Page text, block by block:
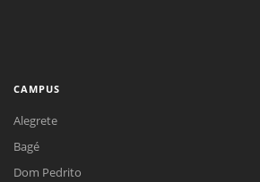
CAMPUS
Alegrete
Bagé
Dom Pedrito